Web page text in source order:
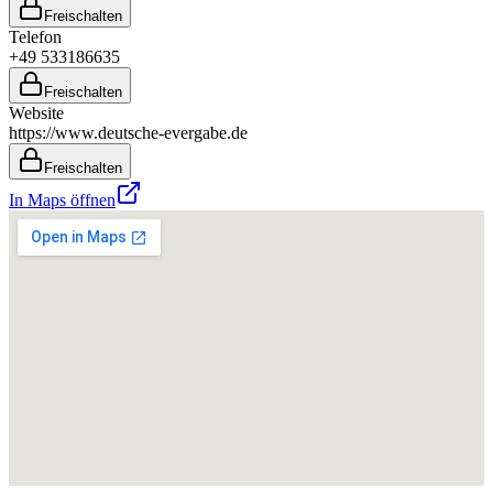
Freischalten
Telefon
+49 533186635
Freischalten
Website
https://www.deutsche-evergabe.de
Freischalten
In Maps öffnen